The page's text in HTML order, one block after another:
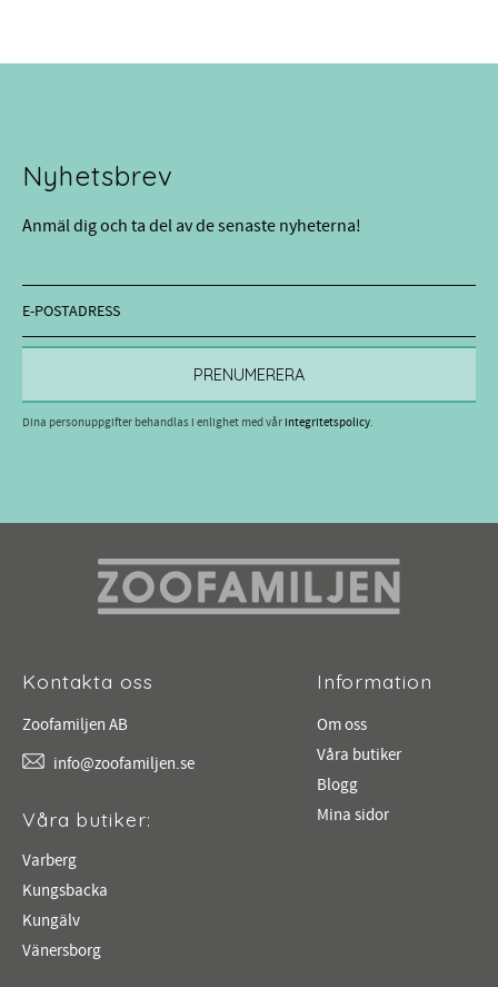
Nyhetsbrev
Anmäl dig och ta del av de senaste nyheterna!
PRENUMERERA
Dina personuppgifter behandlas i enlighet med vårintegritetspolicy.
Kontakta oss
Zoofamiljen AB
info@zoofamiljen.se
Våra butiker:
Varberg
Kungsbacka
Kungälv
Vänersborg
Information
Om oss
Våra butiker
Blogg
Mina sidor